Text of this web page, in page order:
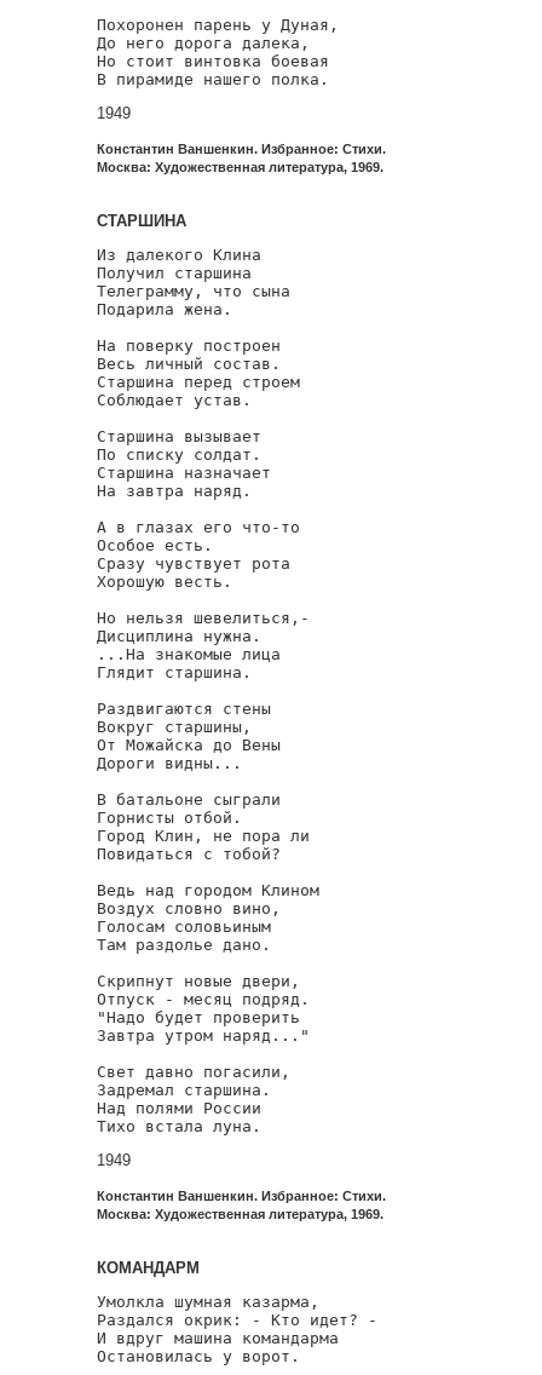
Похоронен парень у Дуная,
До него дорога далека,
Но стоит винтовка боевая
В пирамиде нашего полка.
1949
Константин Ваншенкин. Избранное: Стихи.
Москва: Художественная литература, 1969.
СТАРШИНА
Из далекого Клина
Получил старшина
Телеграмму, что сына
Подарила жена.
На поверку построен
Весь личный состав.
Старшина перед строем
Соблюдает устав.
Старшина вызывает
По списку солдат.
Старшина назначает
На завтра наряд.
А в глазах его что-то
Особое есть.
Сразу чувствует рота
Хорошую весть.
Но нельзя шевелиться,-
Дисциплина нужна.
...На знакомые лица
Глядит старшина.
Раздвигаются стены
Вокруг старшины,
От Можайска до Вены
Дороги видны...
В батальоне сыграли
Горнисты отбой.
Город Клин, не пора ли
Повидаться с тобой?
Ведь над городом Клином
Воздух словно вино,
Голосам соловьиным
Там раздолье дано.
Скрипнут новые двери,
Отпуск - месяц подряд.
"Надо будет проверить
Завтра утром наряд..."
Свет давно погасили,
Задремал старшина.
Над полями России
Тихо встала луна.
1949
Константин Ваншенкин. Избранное: Стихи.
Москва: Художественная литература, 1969.
КОМАНДАРМ
Умолкла шумная казарма,
Раздался окрик: - Кто идет? -
И вдруг машина командарма
Остановилась у ворот.